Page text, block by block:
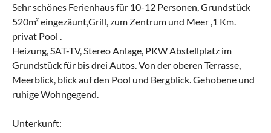
Sehr schönes Ferienhaus für 10-12 Personen, Grundstück
520m² eingezäunt,Grill, zum Zentrum und Meer ,1 Km.
privat Pool .
Heizung, SAT-TV, Stereo Anlage, PKW Abstellplatz im
Grundstück für bis drei Autos. Von der oberen Terrasse,
Meerblick, blick auf den Pool und Bergblick. Gehobene und
ruhige Wohngegend.
Unterkunft: